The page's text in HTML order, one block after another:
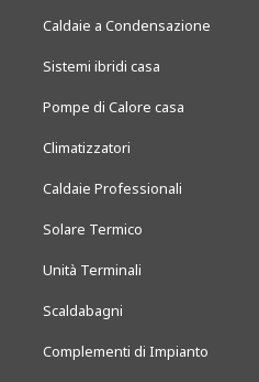
Caldaie a Condensazione
Sistemi ibridi casa
Pompe di Calore casa
Climatizzatori
Caldaie Professionali
Solare Termico
Unità Terminali
Scaldabagni
Complementi di Impianto